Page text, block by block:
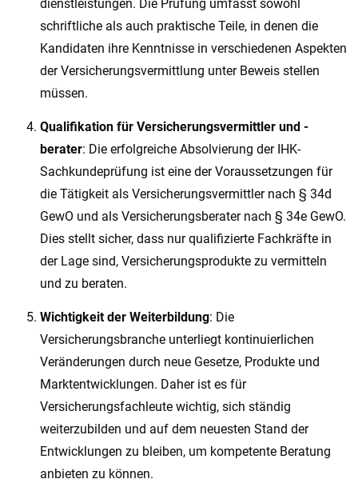
dienstleistungen. Die Prüfung umfasst sowohl
schriftliche als auch praktische Teile, in denen die
Kandidaten ihre Kenntnisse in verschiedenen Aspekten
der Versicherungsvermittlung unter Beweis stellen
müssen.
Qualifikation für Versicherungsvermittler und -
berater: Die erfolgreiche Absolvierung der IHK-
Sachkundeprüfung ist eine der Voraussetzungen für
die Tätigkeit als Versicherungsvermittler nach § 34d
GewO und als Versicherungsberater nach § 34e GewO.
Dies stellt sicher, dass nur qualifizierte Fachkräfte in
der Lage sind, Versicherungsprodukte zu vermitteln
und zu beraten.
Wichtigkeit der Weiterbildung: Die
Versicherungsbranche unterliegt kontinuierlichen
Veränderungen durch neue Gesetze, Produkte und
Marktentwicklungen. Daher ist es für
Versicherungsfachleute wichtig, sich ständig
weiterzubilden und auf dem neuesten Stand der
Entwicklungen zu bleiben, um kompetente Beratung
anbieten zu können.